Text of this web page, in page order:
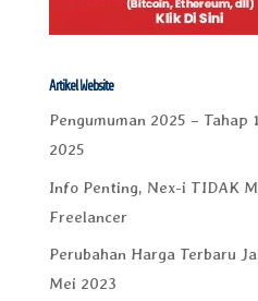
Artikel Website
Pengumuman 2025 – Tahap
2025
Info Penting, Nex-i TIDAK
Freelancer
Perubahan Harga Terbaru
Mei 2023